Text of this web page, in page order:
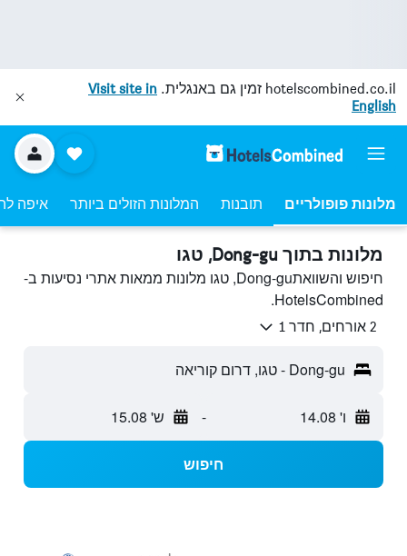
hotelscombined.co.il זמין גם באנגלית. Visit site in
English
מלונות פופולריים תובנות המלונות הזולים ביותר איפה
מלונות בתוך Dong-gu, טגו
חיפוש והשוואתDong-gu, טגו מלונות ממאות אתרי נסיעות ב-
HotelsCombined.
2 אורחים, חדר 1
Dong-gu - טגו, דרום קוריאה
ו' 14.08 - ש' 15.08
חיפוש